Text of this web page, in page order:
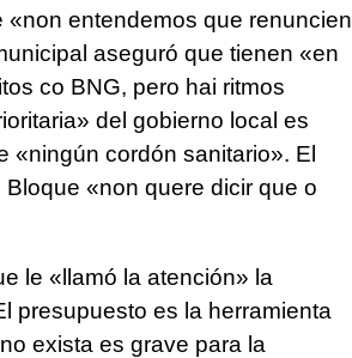
«non entendemos que renuncien
aseguró que tienen «en
co BNG, pero hai ritmos
del gobierno local es
«ningún cordón sanitario». El
Bloque «non quere dicir que o
le «llamó la atención» la
presupuesto es la herramienta
exista es grave para la